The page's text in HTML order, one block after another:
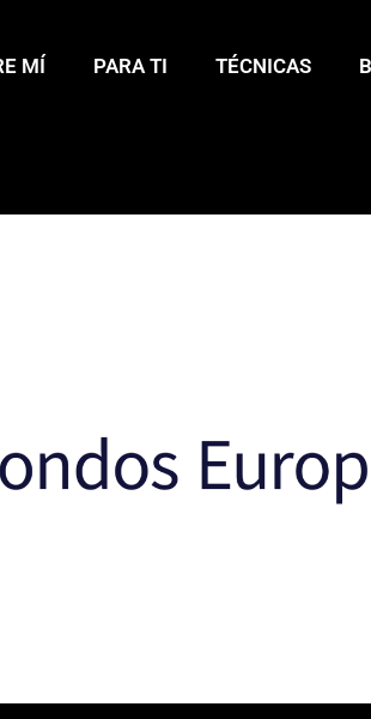
MÍ PARA TI TÉCNICAS